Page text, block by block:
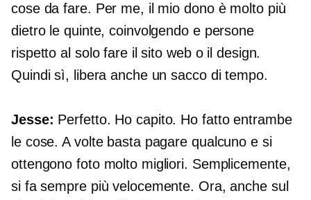
cose da fare. Per me, il mio dono è molto più
dietro le quinte, coinvolgendo e persone
rispetto al solo fare il sito web o il design.
Quindi sì, libera anche un sacco di tempo.
Jesse: Perfetto. Ho capito. Ho fatto entrambe
le cose. A volte basta pagare qualcuno e si
ottengono foto molto migliori. Semplicemente,
si fa sempre più velocemente. Ora, anche sul